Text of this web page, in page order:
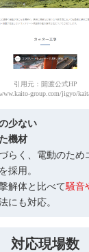
引用元：開渡公式HP
group.com/jigyo/
少ない
機材
らく、電動のため
採用。
解体と比べて騒音
にも対応。
対応現場数